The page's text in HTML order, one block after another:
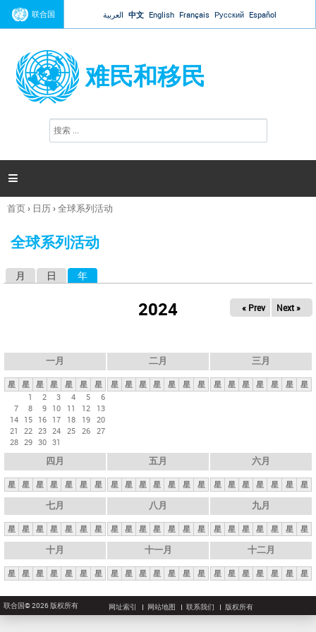
Jump to navigation
联合国 العربية 中文 English Français Русский Español
难民和移民
搜
索

你
这
首页› 日历›全球系列活动
全球系列活动
月 日 年
2024 « Prev Next »
一月
星 星 星 星 星 星
星
1
2 3 4 5
6
7
8 9 10 11 12
13
14 15 16 17 18 19 20
21
22 23 24 25 26 27
28 29 30 31
二月
星 星 星 星 星 星 星
三月
星 星 星 星 星 星 星
四月
星 星 星 星 星 星 星
五月
星 星 星 星 星 星 星
六月
星 星 星 星 星 星 星
七月
星 星 星 星 星 星 星
八月
星 星 星 星 星 星 星
九月
星 星 星 星 星 星 星
十月
星 星 星 星 星 星 星
十一月
星 星 星 星 星 星 星
十二月
星 星 星 星 星 星 星
联合国© 2026 版权所有 网址索引 网站地图 联系我们 版权所有